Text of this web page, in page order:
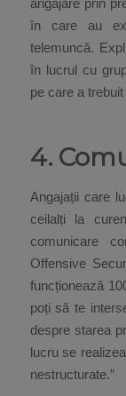
în care au
telemuncă.
în lucrul cu
pe care a
4.
Angajații care
ceilalți la
comunicare
Offensive
funcționează
poți să te
despre starea
lucru se
nestructurate.”